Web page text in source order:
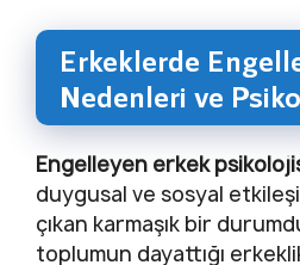
Erkeklerde
Nedenleri ve
Engelleyen erkek
duygusal ve sosyal
çıkan karmaşık bir
toplumun dayattığı